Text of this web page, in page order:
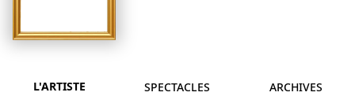
L'ARTISTE SPECTACLES ARCHIVES